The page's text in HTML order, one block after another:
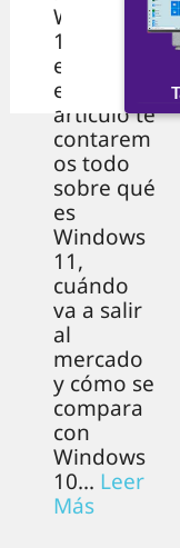
Windows
11. Por
eso, en
este
artículo te
contarem
os todo
sobre qué
es
Windows
11,
cuándo
va a salir
al
mercado
y cómo se
compara
con
Windows
10... Leer
Más